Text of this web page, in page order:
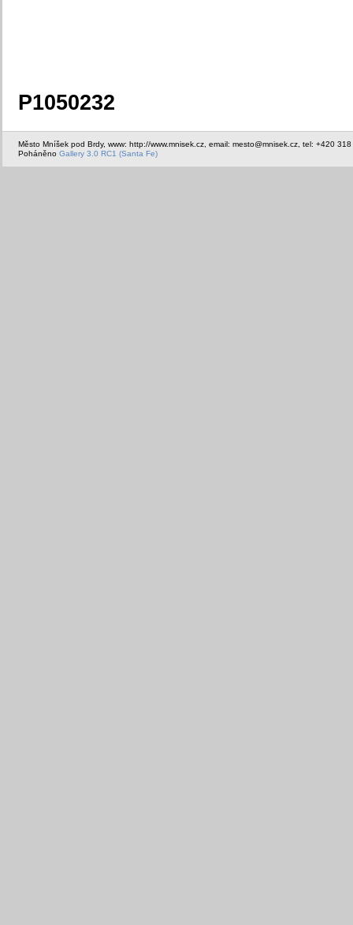
P1050232
Město Mníšek pod Brdy, www: http://www.mnisek.cz, email: mesto@mnisek.cz, tel: +420
Poháněno Gallery 3.0 RC1 (Santa Fe)